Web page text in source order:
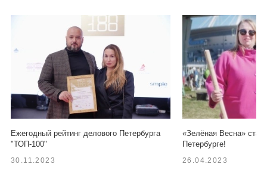
Ежегодный рейтинг делового Петербурга
"ТОП-100"
30.11.2023
«Зелёная Весна»
Петербурге!
26.04.2023